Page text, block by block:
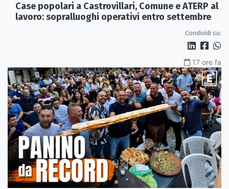
Case popolari a Castrovillari, Comune e ATERP al
lavoro: sopralluoghi operativi entro settembre
Condividi su:
17 ore fa